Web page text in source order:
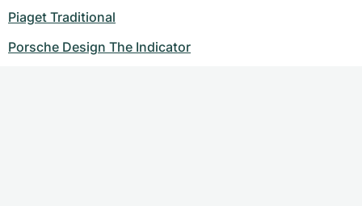
Piaget Traditional
Porsche Design The Indicator